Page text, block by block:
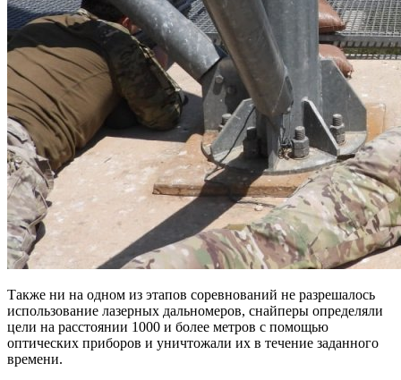
Также ни на одном из этапов соревнований не разрешалось
использование лазерных дальномеров, снайперы определяли
цели на расстоянии 1000 и более метров с помощью
оптических приборов и уничтожали их в течение заданного
времени.